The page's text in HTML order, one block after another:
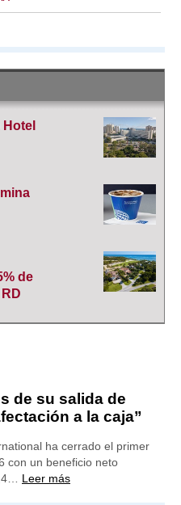
de
de su salida de
a la caja”
ha cerrado el primer
con un beneficio neto
Leer más